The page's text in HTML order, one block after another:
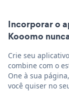
Incorporar o
Kooomo
Crie seu
combine com o
One à sua
você quiser no